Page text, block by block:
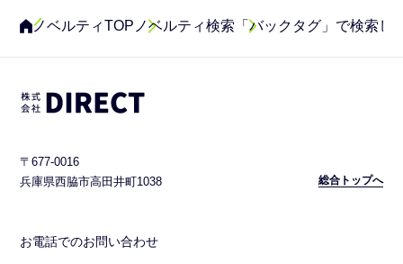
ノベルティTOP ノベルティ検索 「バックタグ」で検索し
〒677-0016
兵庫県西脇市高田井町1038
総合トップへ
お電話でのお問い合わせ